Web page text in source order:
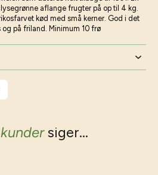
aflange frugter på op til 4 kg.
kød med små kerner. God i det
på friland. Minimum 10 frø
siger...